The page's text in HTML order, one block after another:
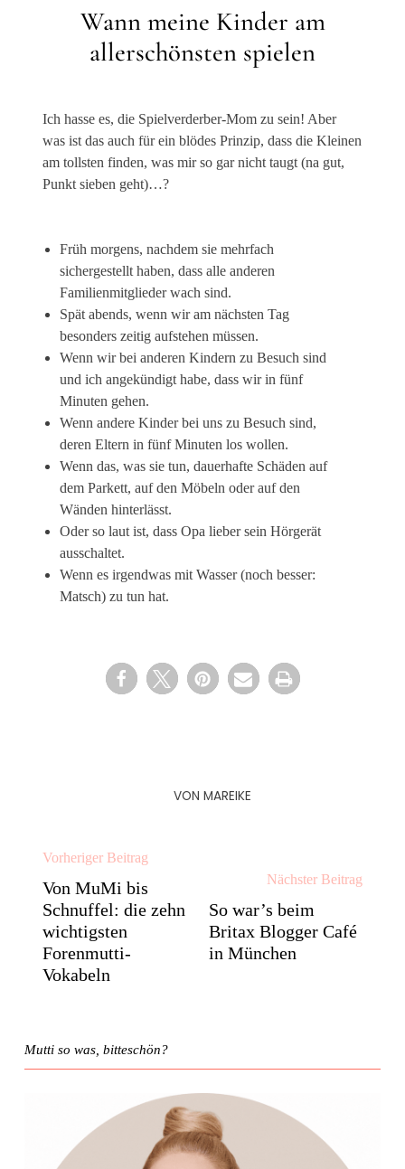
Wann meine Kinder am
allerschönsten spielen
Ich hasse es, die Spielverderber-Mom zu sein! Aber
was ist das auch für ein blödes Prinzip, dass die Kleinen
am tollsten finden, was mir so gar nicht taugt (na gut,
Punkt sieben geht)…?
Früh morgens, nachdem sie mehrfach
sichergestellt haben, dass alle anderen
Familienmitglieder wach sind.
Spät abends, wenn wir am nächsten Tag
besonders zeitig aufstehen müssen.
Wenn wir bei anderen Kindern zu Besuch sind
und ich angekündigt habe, dass wir in fünf
Minuten gehen.
Wenn andere Kinder bei uns zu Besuch sind,
deren Eltern in fünf Minuten los wollen.
Wenn das, was sie tun, dauerhafte Schäden auf
dem Parkett, auf den Möbeln oder auf den
Wänden hinterlässt.
Oder so laut ist, dass Opa lieber sein Hörgerät
ausschaltet.
Wenn es irgendwas mit Wasser (noch besser:
Matsch) zu tun hat.
VON MAREIKE
Vorheriger Beitrag
Von MuMi bis
Schnuffel: die zehn
wichtigsten
Forenmutti-
Vokabeln
Nächster Beitrag
So war’s beim
Britax Blogger Café
in München
Mutti so was, bitteschön?